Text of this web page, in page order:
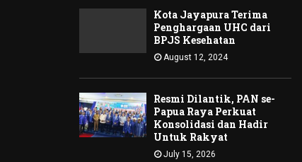
Kota Jayapura Terima
Penghargaan UHC dari
BPJS Kesehatan
August 12, 2024
Resmi Dilantik, PAN se-
Papua Raya Perkuat
Konsolidasi dan Hadir
Untuk Rakyat
July 15, 2026